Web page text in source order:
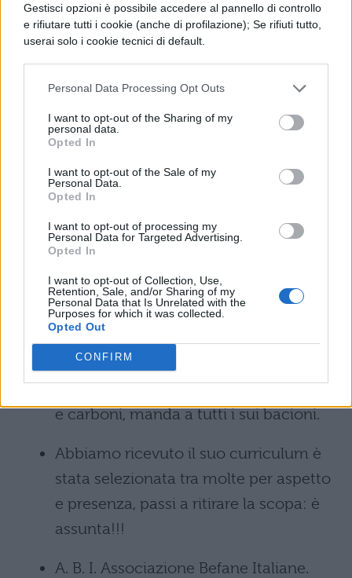
Gestisci opzioni è possibile accedere al pannello di controllo
e rifiutare tutti i cookie (anche di profilazione); Se rifiuti tutto,
userai solo i cookie tecnici di default.
Personal Data Processing Opt Outs
I want to opt-out of the Sharing of my
personal data.
Opted In
I want to opt-out of the Sale of my
Personal Data.
Opted In
I want to opt-out of processing my
Personal Data for Targeted Advertising.
Opted In
I want to opt-out of Collection, Use,
Retention, Sale, and/or Sharing of my
Personal Data that Is Unrelated with the
Purposes for which it was collected.
Opted Out
CONFIRM
milioni di altri doni”. Lietamente la
calzetta preparai con grande fretta: la
Befana qui passò la mia casa visitò
tutto questo mi portò.
Frasi divertenti sulla Befana
Per la serie “meglio abbondare
“, così più
opzioni di scelta avrai e più ti divertirai a
scegliere quella più adatta a chi vuoi far
recapitare il tuo messaggio d’auguri, ecco
una raccolta di battute e frasi divertenti
sulla befana:
La befana a volte ritarda perché ormai
è sorda e tarda, a coloro che son buoni
lascia sempre molti doni… ma tra dolci
e carboni, manda a tutti i sui bacioni.
Abbiamo ricevuto il suo curriculum è
stata selezionata tra molte per aspetto
e presenza, passi a ritirare la scopa: è
assunta!!!
A. B. I. Associazione Befane Italiane.